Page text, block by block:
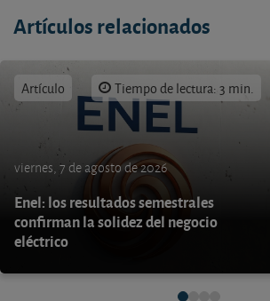
Artículos relacionados
Artículo Tiempo de lectura: 3 min.
viernes, 7 de agosto de 2026
Enel: los resultados semestrales
confirman la solidez del negocio
eléctrico